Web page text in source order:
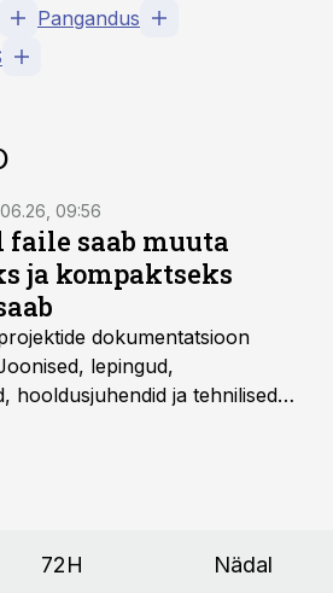
Pangandus
09:56
saab muuta
ja kompaktseks
dokumentatsioon
lepingud,
hooldusjuhendid ja tehnilised
72H Nädal